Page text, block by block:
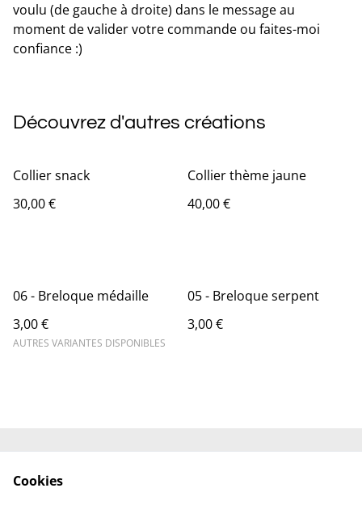
voulu (de gauche à droite) dans le message au
moment de valider votre commande ou faites-moi
confiance :)
Découvrez d'autres créations
Collier snack
30,00 €
Collier thème jaune
40,00 €
06 - Breloque médaille
3,00 €
AUTRES VARIANTES DISPONIBLES
05 - Breloque serpent
3,00 €
Cookies